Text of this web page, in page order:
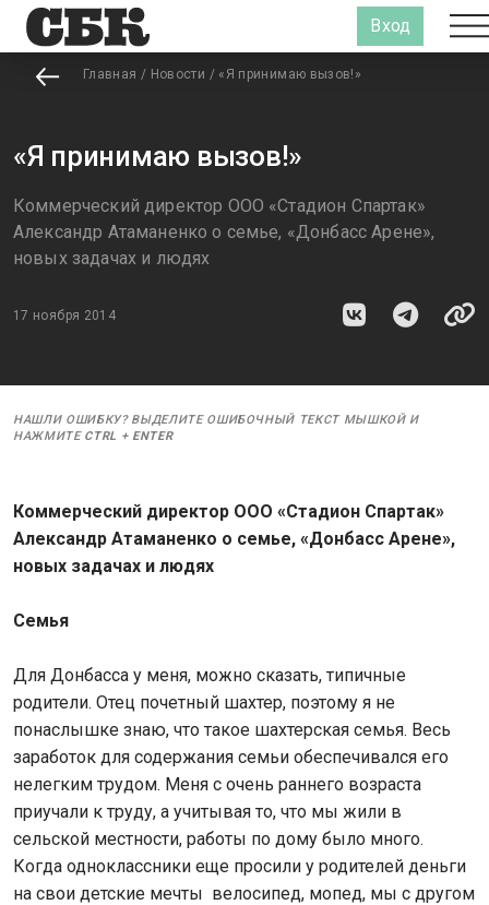
Вход
Главная / Новости / «Я принимаю вызов!»
«Я принимаю вызов!»
Коммерческий директор ООО «Стадион Спартак»
Александр Атаманенко о семье, «Донбасс Арене»,
новых задачах и людях
17 ноября 2014
НАШЛИ ОШИБКУ? ВЫДЕЛИТЕ ОШИБОЧНЫЙ ТЕКСТ МЫШКОЙ И
НАЖМИТЕ CTRL + ENTER
Коммерческий директор ООО «Стадион Спартак»
Александр Атаманенко о семье, «Донбасс Арене»,
новых задачах и людях
Семья
Для Донбасса у меня, можно сказать, типичные
родители. Отец почетный шахтер, поэтому я не
понаслышке знаю, что такое шахтерская семья. Весь
заработок для содержания семьи обеспечивался его
нелегким трудом. Меня с очень раннего возраста
приучали к труду, а учитывая то, что мы жили в
сельской местности, работы по дому было много.
Когда одноклассники еще просили у родителей деньги
на свои детские мечты велосипед, мопед, мы с другом